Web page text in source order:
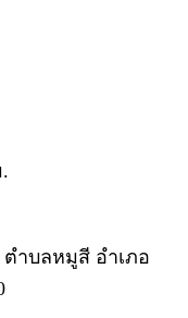
ตำบลหมูสี อำเภอ